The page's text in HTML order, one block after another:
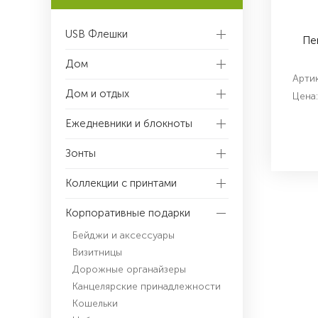
USB Флешки
Дом
Дом и отдых
Ежедневники и блокноты
Зонты
Коллекции с принтами
Корпоративные подарки
Бейджи и аксессуары
Визитницы
Дорожные органайзеры
Канцелярские принадлежности
Кошельки
Цена: